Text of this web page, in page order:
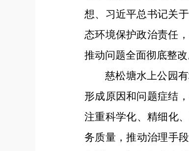
想、习近平总书记关
态环境保护政治责任
推动问题全面彻底整改
慈松塘水上公园
形成原因和问题症结
注重科学化、精细化
务质量，推动治理手